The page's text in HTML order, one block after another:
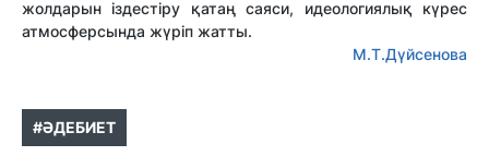
жолдарын іздестіру қатаң саяси, идеологиялық күрес
атмосферсында жүріп жатты.
М.Т.Дүйсенова
#ӘДЕБИЕТ